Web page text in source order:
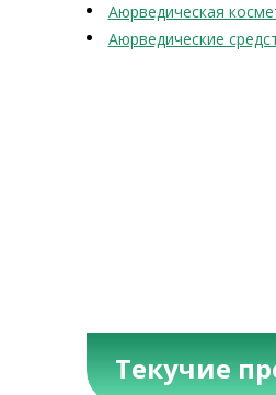
Аюрведическая
Аюрведические
Текучие